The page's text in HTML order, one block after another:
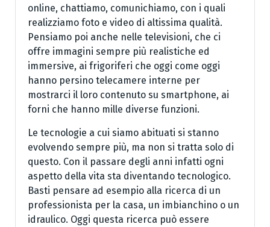
online, chattiamo, comunichiamo, con i quali
realizziamo foto e video di altissima qualità.
Pensiamo poi anche nelle televisioni, che ci
offre immagini sempre più realistiche ed
immersive, ai frigoriferi che oggi come oggi
hanno persino telecamere interne per
mostrarci il loro contenuto su smartphone, ai
forni che hanno mille diverse funzioni.
Le tecnologie a cui siamo abituati si stanno
evolvendo sempre più, ma non si tratta solo di
questo. Con il passare degli anni infatti ogni
aspetto della vita sta diventando tecnologico.
Basti pensare ad esempio alla ricerca di un
professionista per la casa, un imbianchino o un
idraulico. Oggi questa ricerca può essere